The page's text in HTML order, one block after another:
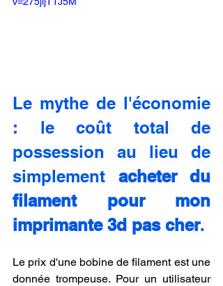
Le mythe de l'économie
: le coût total de
possession au lieu de
simplement acheter du
filament pour mon
imprimante 3d pas cher.
Le prix d'une bobine de filament est une
donnée trompeuse. Pour un utilisateur